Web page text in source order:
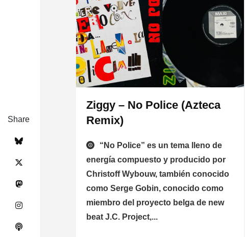
Share
Ziggy – No Police (Azteca
Remix)
“No Police” es un tema lleno de
energía compuesto y producido por
Christoff Wybouw, también conocido
como Serge Gobin, conocido como
miembro del proyecto belga de new
beat J.C. Project,...